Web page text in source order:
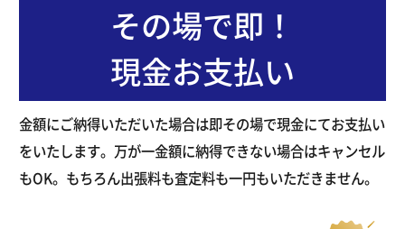
その場で即！
現金お支払い
金額にご納得いただいた場合は即その場で現金にてお支払い
をいたします。万が一金額に納得できない場合はキャンセル
もOK。もちろん出張料も査定料も一円もいただきません。